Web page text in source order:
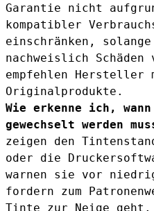
Garantie nicht
kompatibler
einschränken,
nachweislich Schäden
empfehlen Hersteller
Originalprodukte.
Wie erkenne ich,
gewechselt werden
zeigen den
oder die
warnen sie vor
fordern zum
Tinte zur Neige geht.